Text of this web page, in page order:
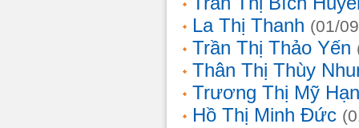
La Thị Thanh (01/
Trần Thị Thảo Yến
Thân Thị Thùy
Trương Thị Mỹ
Hồ Thị Minh Đức